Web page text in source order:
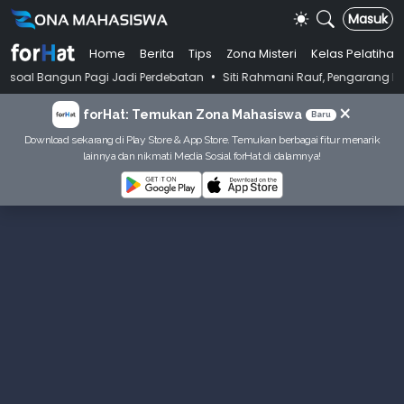
Masuk
Home Berita Tips Zona Misteri
Kelas Pelatihan
Pagi Jadi Perdebatan • Siti Rahmani Rauf, Pengarang Buku Bahasa
forHat: Temukan Zona Mahasiswa Baru ×
Download sekarang di Play Store & App Store. Temukan berbagai fitur menarik
lainnya dan nikmati Media Sosial forHat di dalamnya!